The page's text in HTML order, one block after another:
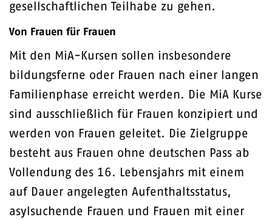
gesellschaftlichen Teilhabe zu gehen.
Von Frauen für Frauen
Mit den MiA-Kursen sollen insbesondere
bildungsferne oder Frauen nach einer langen
Familienphase erreicht werden. Die MiA Kurse
sind ausschließlich für Frauen konzipiert und
werden von Frauen geleitet. Die Zielgruppe
besteht aus Frauen ohne deutschen Pass ab
Vollendung des 16. Lebensjahrs mit einem
auf Dauer angelegten Aufenthaltsstatus,
asylsuchende Frauen und Frauen mit einer